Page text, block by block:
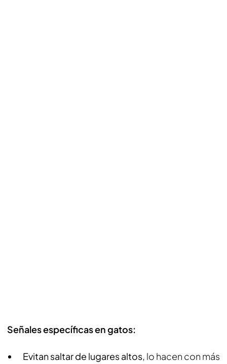
Señales específicas en gatos:
Evitan saltar de lugares altos, lo hacen con más